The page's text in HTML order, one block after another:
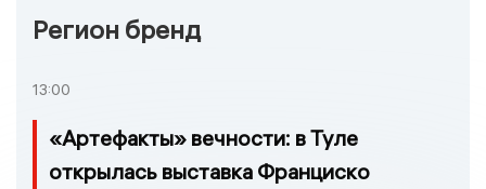
Регион бренд
13:00
«Артефакты» вечности: в Туле
открылась выставка Франциско